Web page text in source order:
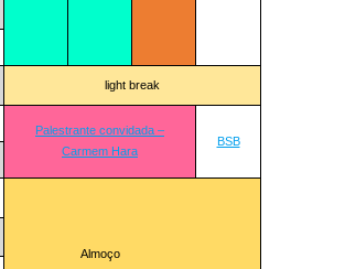
light break
Palestrante convidada –
Carmem Hara
BSB
Almoço